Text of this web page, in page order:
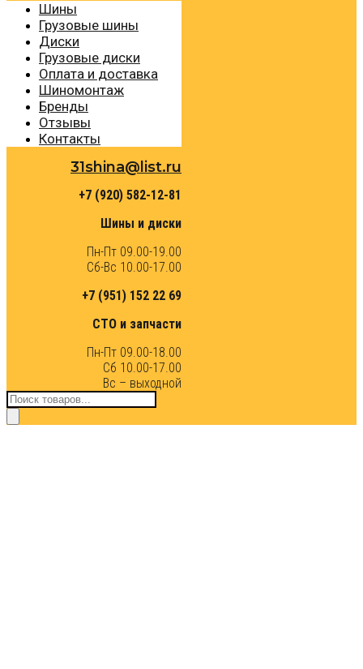
Шины
Грузовые шины
Диски
Грузовые диски
Оплата и доставка
Шиномонтаж
Бренды
Отзывы
Контакты
31shina@list.ru
+7 (920) 582-12-81
Шины и диски
Пн-Пт 09.00-19.00
Сб-Вс 10.00-17.00
+7 (951) 152 22 69
СТО и запчасти
Пн-Пт 09.00-18.00
Сб 10.00-17.00
Вс – выходной
Поиск
товаров